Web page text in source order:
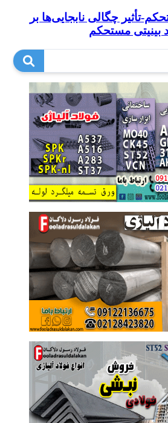
تأثیر چگالی نابجایی‌ها بر
بینیتی مستحکم